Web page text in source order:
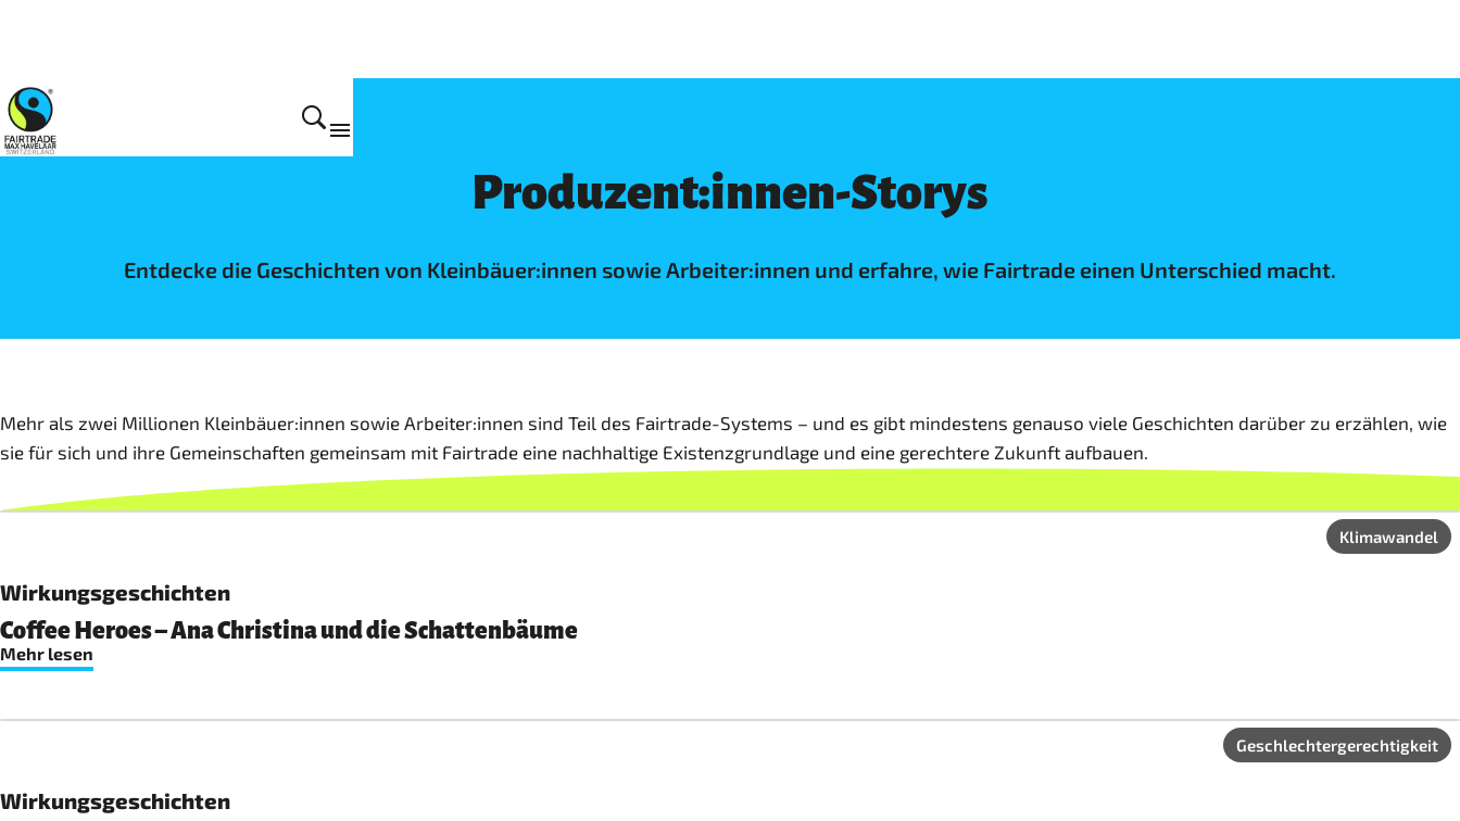
Wirkung
Produzent:innen-Storys
Entdecke die Geschichten von Kleinbäuer:innen sowie Arbeiter:innen und erfahre, wie Fairtrade einen Unterschied macht.
Mehr als zwei Millionen Kleinbäuer:innen sowie Arbeiter:innen sind Teil des Fairtrade-Systems – und es gibt mindestens genauso viele Geschichten darüber zu erzählen, wie
sie für sich und ihre Gemeinschaften gemeinsam mit Fairtrade eine nachhaltige Existenzgrundlage und eine gerechtere Zukunft aufbauen.
Klimawandel
Wirkungsgeschichten
Coffee Heroes – Ana Christina und die Schattenbäume
Mehr lesen
Geschlechtergerechtigkeit
Wirkungsgeschichten